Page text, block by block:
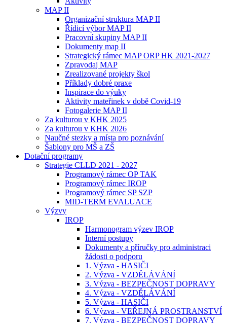
MAP II
Organizační struktura MAP II
Řídicí výbor MAP II
Pracovní skupiny MAP II
Dokumenty map II
Strategický rámec MAP ORP HK 2021-2027
Zpravodaj MAP
Zrealizované projekty škol
Příklady dobré praxe
Inspirace do výuky
Aktivity mateřinek v době Covid-19
Fotogalerie MAP II
Za kulturou v KHK 2025
Za kulturou v KHK 2026
Naučné stezky a místa pro poznávání
Šablony pro MŠ a ZŠ
Dotační programy
Strategie CLLD 2021 - 2027
Programový rámec OP TAK
Programový rámec IROP
Programový rámec SP SZP
MID-TERM EVALUACE
Výzvy
IROP
Harmonogram výzev IROP
Interní postupy
Dokumenty a příručky pro administraci
žádosti o podporu
1. Výzva - HASIČI
2. Výzva - VZDĚLÁVÁNÍ
3. Výzva - BEZPEČNOST DOPRAVY
4. Výzva - VZDĚLÁVÁNÍ
5. Výzva - HASIČI
6. Výzva - VEŘEJNÁ PROSTRANSTVÍ
7. Výzva - BEZPEČNOST DOPRAVY